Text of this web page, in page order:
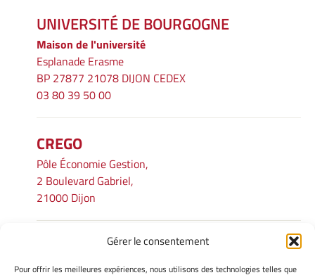
Gérer le consentement
Pour offrir les meilleures expériences, nous utilisons des technologies telles que
UNIVERSITÉ DE BOURGOGNE
Maison de l'université
Esplanade Erasme
BP 27877 21078 DIJON CEDEX
03 80 39 50 00
CREGO
Pôle Économie Gestion,
2 Boulevard Gabriel,
21000 Dijon
INFORMATIONS LÉGALES